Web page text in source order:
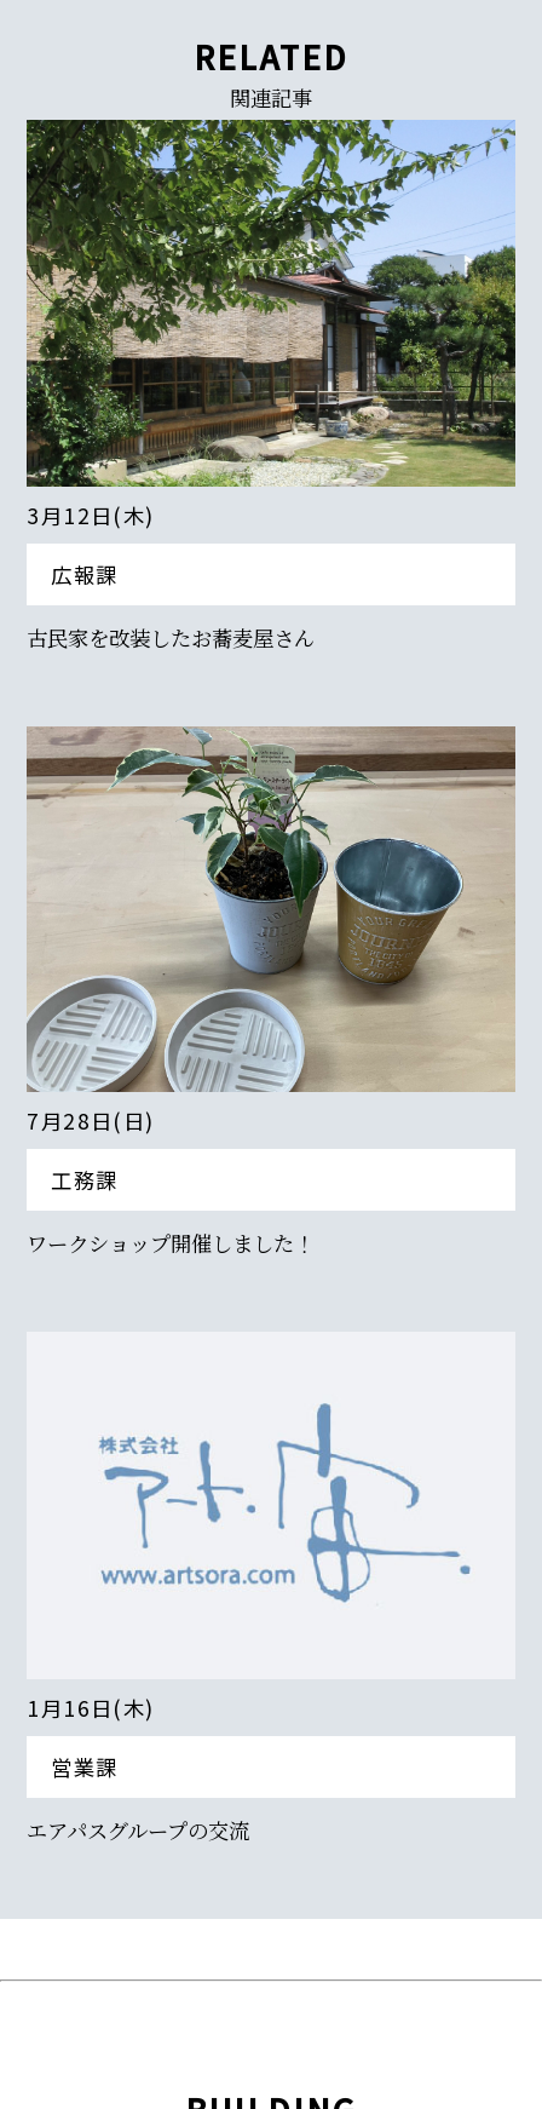
RELATED
関連記事
3月12日(木)
広報課
古民家を改装したお蕎麦屋さん
7月28日(日)
工務課
ワークショップ開催しました！
1月16日(木)
営業課
エアパスグループの交流